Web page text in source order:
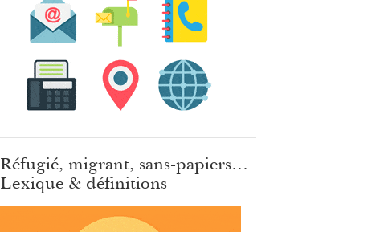
Réfugié, migrant, sans-papiers…
Lexique & définitions